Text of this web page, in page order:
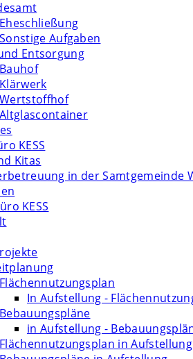
Eheschließung
Sonstige Aufgaben
Entsorgung
Bauhof
Klärwerk
Wertstoffhof
Altglascontainer
KESS
Kitas
in der Samtgemeinde
KESS
Flächennutzungsplan
In Aufstellung -
Bebauungspläne
in Aufstellung -
Flächennutzungsplan in Aufstellung